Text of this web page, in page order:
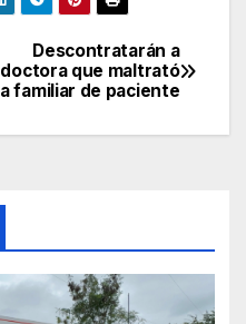
Descontratarán a
doctora que maltrató
a familiar de paciente